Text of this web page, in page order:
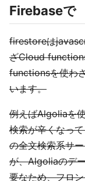
Firebaseで
firestoreは
ざCloud
functionsを使わ
います。
例えばAlgoliaを
検索が辛くなっ
の全文検索系サ
が、Algoliaのデ
要なため、フロ